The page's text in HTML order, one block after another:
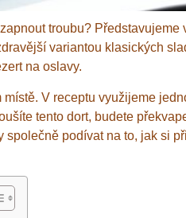
troubu? Představujeme
variantou klasických
na oslavy.
V receptu využijeme
tento dort, budete
podívat na to, jak si